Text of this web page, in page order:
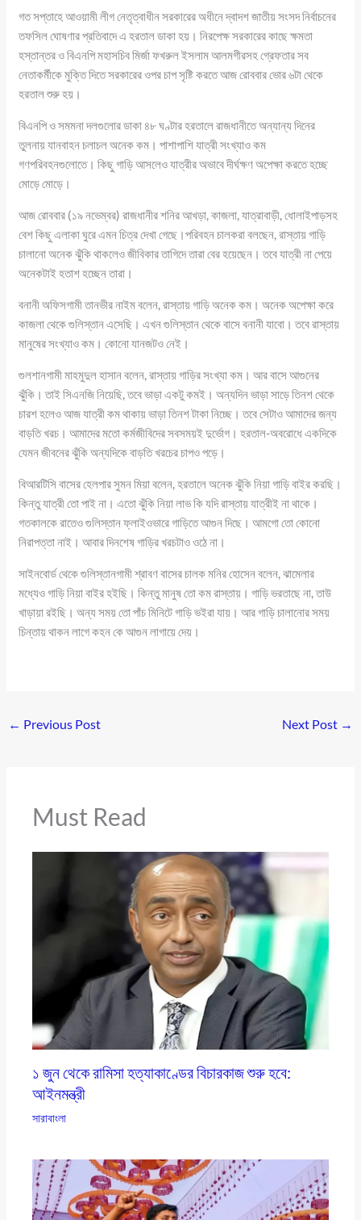
গত সপ্তাহে আওয়ামী লীগ নেতৃত্বাধীন সরকারের অধীনে দ্বাদশ জাতীয় সংসদ নির্বাচনের
তফসিল ঘোষণার প্রতিবাদে এ হরতাল ডাকা হয়। নিরপেক্ষ সরকারের কাছে ক্ষমতা
হস্তান্তর ও বিএনপি মহাসচিব মির্জা ফখরুল ইসলাম আলমগীরসহ গ্রেফতার সব
নেতাকর্মীকে মুক্তি দিতে সরকারের ওপর চাপ সৃষ্টি করতে আজ রোববার ভোর ৬টা থেকে
হরতাল শুরু হয়।
বিএনপি ও সমমনা দলগুলোর ডাকা ৪৮ ঘণ্টার হরতালে রাজধানীতে অন্যান্য দিনের
তুলনায় যানবাহন চলাচল অনেক কম। পাশাপাশি যাত্রী সংখ্যাও কম
গণপরিবহনগুলোতে। কিছু গাড়ি আসলেও যাত্রীর অভাবে দীর্ঘক্ষণ অপেক্ষা করতে হচ্ছে
মোড়ে মোড়ে।
আজ রোববার (১৯ নভেম্বর) রাজধানীর শনির আখড়া, কাজলা, যাত্রাবাড়ী, ধোলাইপাড়সহ
বেশ কিছু এলাকা ঘুরে এমন চিত্র দেখা গেছে।পরিবহন চালকরা বলছেন, রাস্তায় গাড়ি
চালানো অনেক ঝুঁকি থাকলেও জীবিকার তাগিদে তারা বের হয়েছেন। তবে যাত্রী না পেয়ে
অনেকটাই হতাশ হচ্ছেন তারা।
বনানী অফিসগামী তানভীর নাইম বলেন, রাস্তায় গাড়ি অনেক কম। অনেক অপেক্ষা করে
কাজলা থেকে গুলিস্তান এসেছি। এখন গুলিস্তান থেকে বাসে বনানী যাবো। তবে রাস্তায়
মানুষের সংখ্যাও কম। কোনো যানজটও নেই।
গুলশানগামী মাহমুদুল হাসান বলেন, রাস্তায় গাড়ির সংখ্যা কম। আর বাসে আগুনের
ঝুঁকি। তাই সিএনজি নিয়েছি, তবে ভাড়া একটু কমই। অন্যদিন ভাড়া সাড়ে তিনশ থেকে
চারশ হলেও আজ যাত্রী কম থাকায় ভাড়া তিনশ টাকা নিচ্ছে। তবে সেটাও আমাদের জন্য
বাড়তি খরচ। আমাদের মতো কর্মজীবিদের সবসময়ই দুর্ভোগ। হরতাল-অবরোধে একদিকে
যেমন জীবনের ঝুঁকি অন্যদিকে বাড়তি খরচের চাপও পড়ে।
বিআরটিসি বাসের হেলপার সুমন মিয়া বলেন, হরতালে অনেক ঝুঁকি নিয়া গাড়ি বাইর করছি।
কিন্তু যাত্রী তো পাই না। এতো ঝুঁকি নিয়া লাভ কি যদি রাস্তায় যাত্রীই না থাকে।
গতকালকে রাতেও গুলিস্তান ফ্লাইওভারে গাড়িতে আগুন দিছে। আমগো তো কোনো
নিরাপত্তা নাই। আবার দিনশেষ গাড়ির খরচটাও ওঠে না।
সাইনবোর্ড থেকে গুলিস্তানগামী শ্রাবণ বাসের চালক মনির হোসেন বলেন, ঝামেলার
মধ্যেও গাড়ি নিয়া বাইর হইছি। কিন্তু মানুষ তো কম রাস্তায়। গাড়ি ভরতাছে না, তাউ
খাড়ায়া রইছি। অন্য সময় তো পাঁচ মিনিটে গাড়ি ভইরা যায়। আর গাড়ি চালানোর সময়
চিন্তায় থাকন লাগে কহন কে আগুন লাগায়ে দেয়।
← Previous Post Next Post →
Must Read
১ জুন থেকে রামিসা হত্যাকাণ্ডের বিচারকাজ শুরু হবে:
আইনমন্ত্রী
সারাবাংলা